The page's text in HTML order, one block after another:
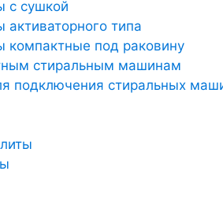
с сушкой
типа
под раковину
стиральным машинам
подключения стиральных